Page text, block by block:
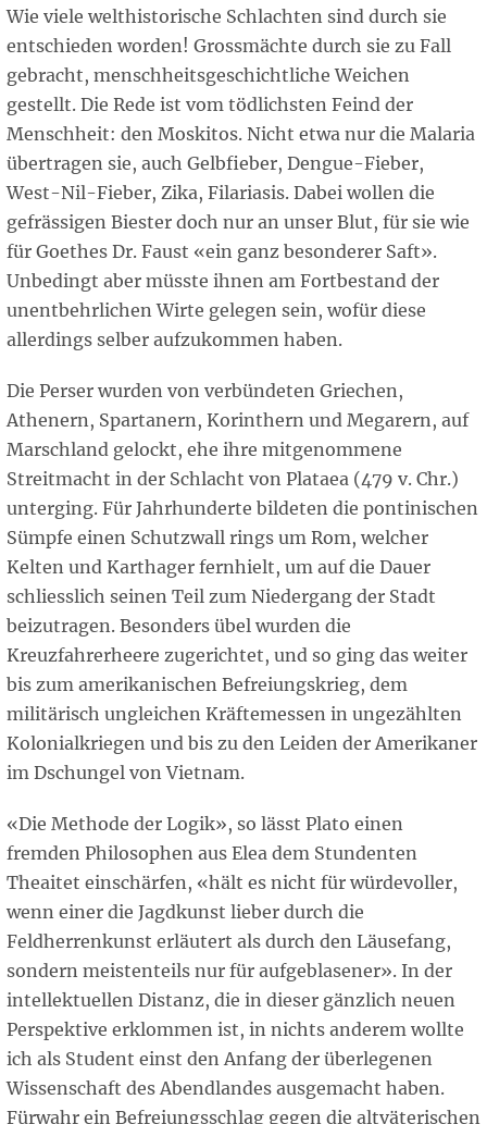
Wie viele welthistorische Schlachten sind durch sie
entschieden worden! Grossmächte durch sie zu Fall
gebracht, menschheitsgeschichtliche Weichen
gestellt. Die Rede ist vom tödlichsten Feind der
Menschheit: den Moskitos. Nicht etwa nur die Malaria
übertragen sie, auch Gelbfieber, Dengue-Fieber,
West-Nil-Fieber, Zika, Filariasis. Dabei wollen die
gefrässigen Biester doch nur an unser Blut, für sie wie
für Goethes Dr. Faust «ein ganz besonderer Saft».
Unbedingt aber müsste ihnen am Fortbestand der
unentbehrlichen Wirte gelegen sein, wofür diese
allerdings selber aufzukommen haben.
Die Perser wurden von verbündeten Griechen,
Athenern, Spartanern, Korinthern und Megarern, auf
Marschland gelockt, ehe ihre mitgenommene
Streitmacht in der Schlacht von Plataea (479 v. Chr.)
unterging. Für Jahrhunderte bildeten die pontinischen
Sümpfe einen Schutzwall rings um Rom, welcher
Kelten und Karthager fernhielt, um auf die Dauer
schliesslich seinen Teil zum Niedergang der Stadt
beizutragen. Besonders übel wurden die
Kreuzfahrerheere zugerichtet, und so ging das weiter
bis zum amerikanischen Befreiungskrieg, dem
militärisch ungleichen Kräftemessen in ungezählten
Kolonialkriegen und bis zu den Leiden der Amerikaner
im Dschungel von Vietnam.
«Die Methode der Logik», so lässt Plato einen
fremden Philosophen aus Elea dem Stundenten
Theaitet einschärfen, «hält es nicht für würdevoller,
wenn einer die Jagdkunst lieber durch die
Feldherrenkunst erläutert als durch den Läusefang,
sondern meistenteils nur für aufgeblasener». In der
intellektuellen Distanz, die in dieser gänzlich neuen
Perspektive erklommen ist, in nichts anderem wollte
ich als Student einst den Anfang der überlegenen
Wissenschaft des Abendlandes ausgemacht haben.
Fürwahr ein Befreiungsschlag gegen die altväterischen